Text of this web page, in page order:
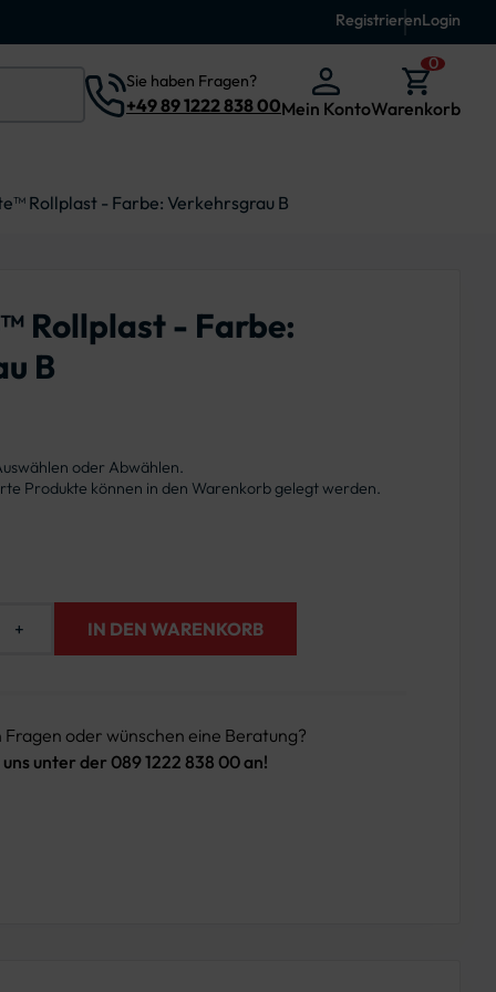
RegistrierenLogin
Sie haben Fragen?
+49 89 1222 838 00Mein Konto
0
Warenkorb
Rollplast - Farbe: Verkehrsgrau B
Rollplast - Farbe:
B
oder Abwählen.
Produkte können in den Warenkorb gelegt werden.
+ IN DEN WARENKORB
Fragen oder wünschen eine Beratung?
uns unter der 089 1222 838 00 an!